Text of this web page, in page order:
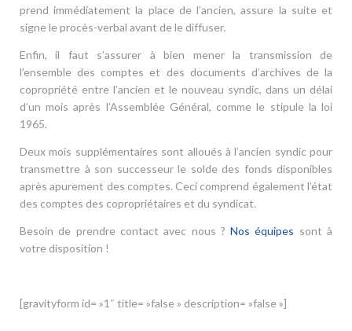
prend immédiatement la place de l’ancien, assure la suite et
signe le procès-verbal avant de le diffuser.
Enfin, il faut s’assurer à bien mener la transmission de
l’ensemble des comptes et des documents d’archives de la
copropriété entre l’ancien et le nouveau syndic, dans un délai
d’un mois après l’Assemblée Général, comme le stipule la loi
1965.
Deux mois supplémentaires sont alloués à l’ancien syndic pour
transmettre à son successeur le solde des fonds disponibles
après apurement des comptes. Ceci comprend également l’état
des comptes des copropriétaires et du syndicat.
Besoin de prendre contact avec nous ?Nos équipes sont à
votre disposition !
[gravityform id= »1″ title= »false » description= »false »]